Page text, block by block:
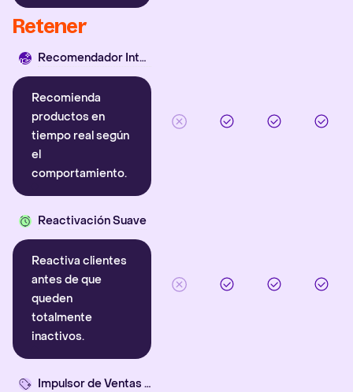
Retener
Recomendador Inteligente
Recomienda
productos en
tiempo real según
el
comportamiento.
Reactivación Suave
Reactiva clientes
antes de que
queden
totalmente
inactivos.
Impulsor de Ventas Cruzadas